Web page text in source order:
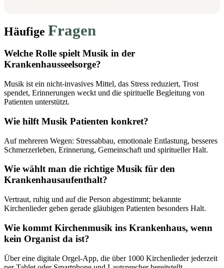
Häufige Fragen
Welche Rolle spielt Musik in der
Krankenhausseelsorge?
Musik ist ein nicht-invasives Mittel, das Stress reduziert, Trost
spendet, Erinnerungen weckt und die spirituelle Begleitung von
Patienten unterstützt.
Wie hilft Musik Patienten konkret?
Auf mehreren Wegen: Stressabbau, emotionale Entlastung, besseres
Schmerzerleben, Erinnerung, Gemeinschaft und spiritueller Halt.
Wie wählt man die richtige Musik für den
Krankenhausaufenthalt?
Vertraut, ruhig und auf die Person abgestimmt; bekannte
Kirchenlieder geben gerade gläubigen Patienten besonders Halt.
Wie kommt Kirchenmusik ins Krankenhaus, wenn
kein Organist da ist?
Über eine digitale Orgel-App, die über 1000 Kirchenlieder jederzeit